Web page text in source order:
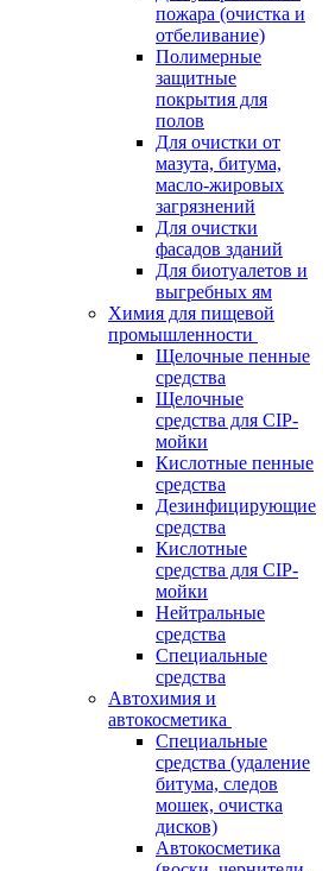
пожара (очистка и
отбеливание)
Полимерные
защитные
покрытия для
полов
Для очистки от
мазута, битума,
масло-жировых
загрязнений
Для очистки
фасадов зданий
Для биотуалетов и
выгребных ям
Химия для пищевой
промышленности
Щелочные пенные
средства
Щелочные
средства для CIP-
мойки
Кислотные пенные
средства
Дезинфицирующие
средства
Кислотные
средства для CIP-
мойки
Нейтральные
средства
Специальные
средства
Автохимия и
автокосметика
Специальные
средства (удаление
битума, следов
мошек, очистка
дисков)
Автокосметика